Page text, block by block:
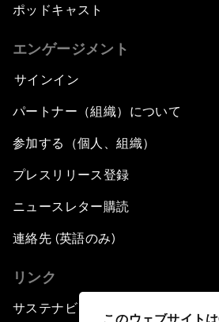
このウェブサイト
ポッドキャスト
エンゲージメント
サインイン
パートナー（組織）について
参加する（個人、組織）
プレスリリース登録
ニュースレター購読
連絡先 (英語のみ)
リンク
サステナビリティへの取り組み